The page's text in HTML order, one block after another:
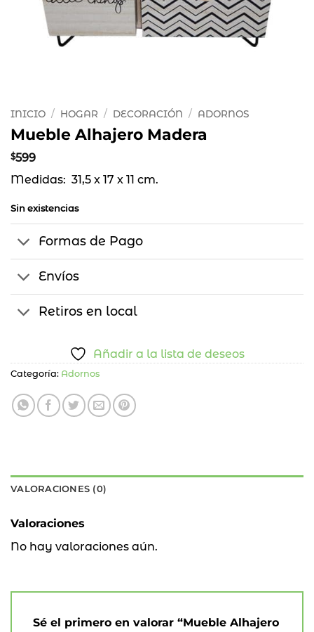
INICIO / HOGAR / DECORACIÓN / ADORNOS
Mueble Alhajero Madera
$599
Medidas: 31,5 x 17 x 11 cm.
Sin existencias
Formas de Pago
Envíos
Retiros en local
Añadir a la lista de deseos
Categoría: Adornos
VALORACIONES (0)
Valoraciones
No hay valoraciones aún.
Sé el primero en valorar “Mueble Alhajero